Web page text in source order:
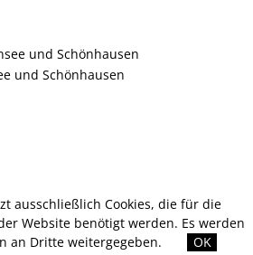
und Schönhausen
ausschließlich Cookies, die für die
Website benötigt werden. Es werden
an Dritte weitergegeben.
OK